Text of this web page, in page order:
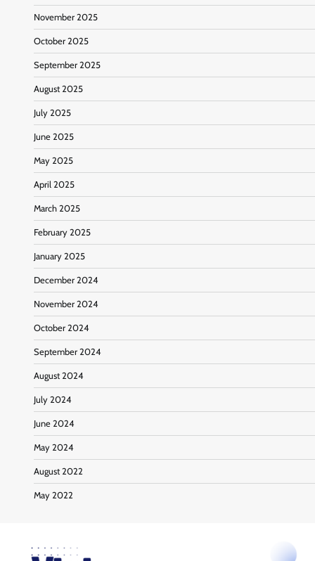
November 2025
October 2025
September 2025
August 2025
July 2025
June 2025
May 2025
April 2025
March 2025
February 2025
January 2025
December 2024
November 2024
October 2024
September 2024
August 2024
July 2024
June 2024
May 2024
August 2022
May 2022